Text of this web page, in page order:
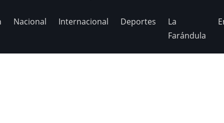
Nacional Internacional Deportes
La
Farándula